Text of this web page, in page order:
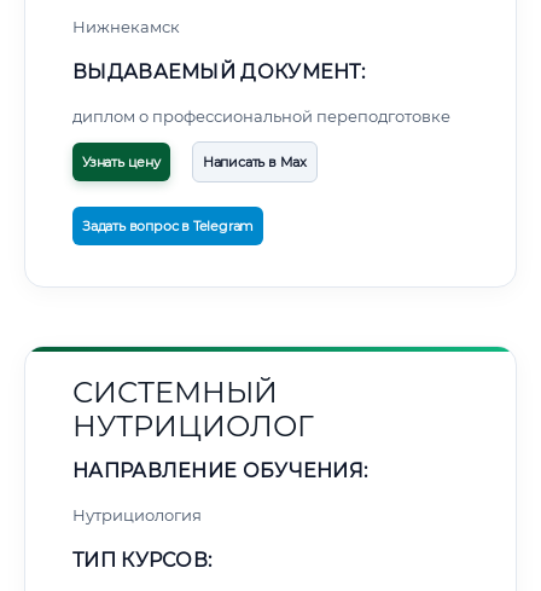
Нижнекамск
ВЫДАВАЕМЫЙ ДОКУМЕНТ:
диплом о профессиональной переподготовке
Узнать цену Написать в Max
Задать вопрос в Telegram
СИСТЕМНЫЙ
НУТРИЦИОЛОГ
НАПРАВЛЕНИЕ ОБУЧЕНИЯ:
Нутрициология
ТИП КУРСОВ: